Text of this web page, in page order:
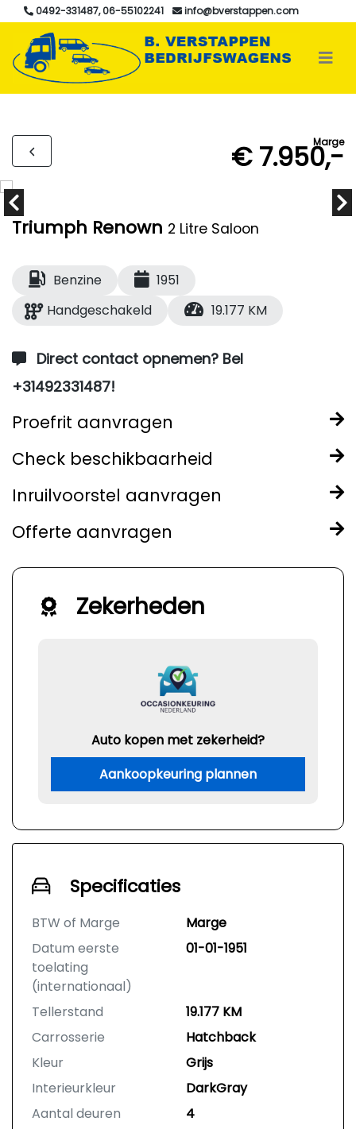
0492-331487, 06-55102241 info@bverstappen.com
Marge
€ 7.950,-
Triumph Renown 2 Litre Saloon
Benzine
1951
Handgeschakeld
19.177 KM
Direct contact opnemen? Bel
+31492331487!
Proefrit aanvragen
Check beschikbaarheid
Inruilvoorstel aanvragen
Offerte aanvragen
Zekerheden
Auto kopen met zekerheid?
Aankoopkeuring plannen
Specificaties
BTW of Marge
Marge
Datum eerste
toelating
(internationaal)
01-01-1951
Tellerstand
19.177 KM
Carrosserie
Hatchback
Kleur
Grijs
Interieurkleur
DarkGray
Aantal deuren
4